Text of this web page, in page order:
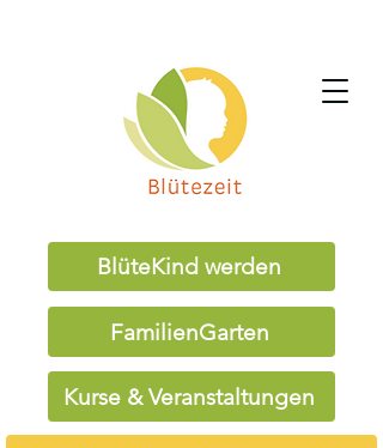
BlüteKind werden
FamilienGarten
Kurse & Veranstaltungen